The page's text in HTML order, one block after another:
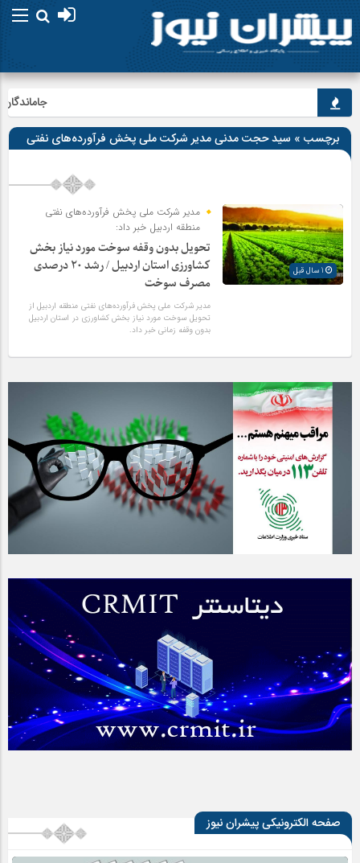
جاماندگان
برچسب » سید حجت مدنی مدیر شرکت ملی پخش فرآورده‌های نفتی
منطقه اردبیل
مدیر شرکت ملی پخش فرآورده‌های نفتی
منطقه اردبیل خبر داد:
تحویل بدون وقفه سوخت مورد نیاز بخش
کشاورزی استان اردبیل / رشد ۲۰ درصدی
مصرف سوخت
مدیر شرکت ملی پخش فرآورده‌های نفتی منطقه اردبیل از
تحویل سوخت مورد نیاز بخش کشاورزی در استان اردبیل
بدون وقفه زمانی خبر داد.
صفحه الکترونیکی پیشران نیوز